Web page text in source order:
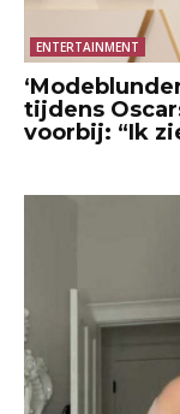
ENTERTAINMENT
tijdens
voorbij: “Ik